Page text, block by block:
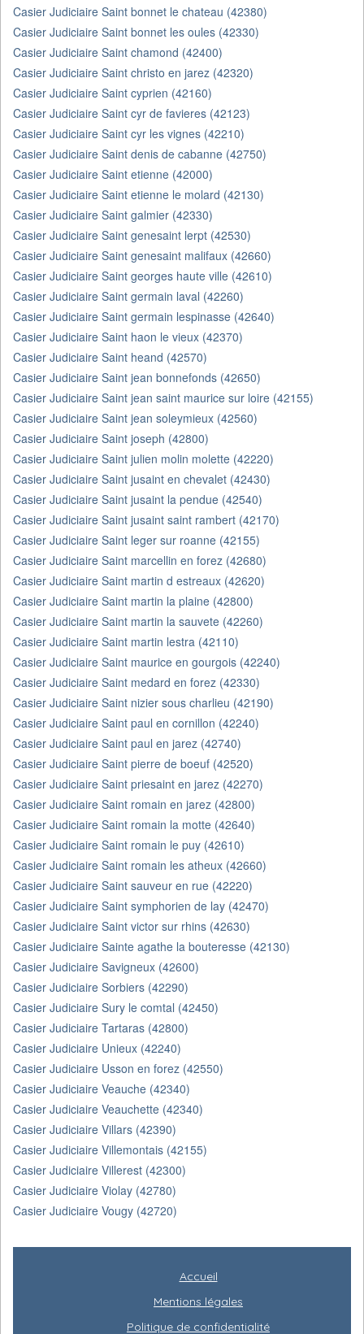
Casier Judiciaire Saint bonnet le chateau (42380)
Casier Judiciaire Saint bonnet les oules (42330)
Casier Judiciaire Saint chamond (42400)
Casier Judiciaire Saint christo en jarez (42320)
Casier Judiciaire Saint cyprien (42160)
Casier Judiciaire Saint cyr de favieres (42123)
Casier Judiciaire Saint cyr les vignes (42210)
Casier Judiciaire Saint denis de cabanne (42750)
Casier Judiciaire Saint etienne (42000)
Casier Judiciaire Saint etienne le molard (42130)
Casier Judiciaire Saint galmier (42330)
Casier Judiciaire Saint genesaint lerpt (42530)
Casier Judiciaire Saint genesaint malifaux (42660)
Casier Judiciaire Saint georges haute ville (42610)
Casier Judiciaire Saint germain laval (42260)
Casier Judiciaire Saint germain lespinasse (42640)
Casier Judiciaire Saint haon le vieux (42370)
Casier Judiciaire Saint heand (42570)
Casier Judiciaire Saint jean bonnefonds (42650)
Casier Judiciaire Saint jean saint maurice sur loire (42155)
Casier Judiciaire Saint jean soleymieux (42560)
Casier Judiciaire Saint joseph (42800)
Casier Judiciaire Saint julien molin molette (42220)
Casier Judiciaire Saint jusaint en chevalet (42430)
Casier Judiciaire Saint jusaint la pendue (42540)
Casier Judiciaire Saint jusaint saint rambert (42170)
Casier Judiciaire Saint leger sur roanne (42155)
Casier Judiciaire Saint marcellin en forez (42680)
Casier Judiciaire Saint martin d estreaux (42620)
Casier Judiciaire Saint martin la plaine (42800)
Casier Judiciaire Saint martin la sauvete (42260)
Casier Judiciaire Saint martin lestra (42110)
Casier Judiciaire Saint maurice en gourgois (42240)
Casier Judiciaire Saint medard en forez (42330)
Casier Judiciaire Saint nizier sous charlieu (42190)
Casier Judiciaire Saint paul en cornillon (42240)
Casier Judiciaire Saint paul en jarez (42740)
Casier Judiciaire Saint pierre de boeuf (42520)
Casier Judiciaire Saint priesaint en jarez (42270)
Casier Judiciaire Saint romain en jarez (42800)
Casier Judiciaire Saint romain la motte (42640)
Casier Judiciaire Saint romain le puy (42610)
Casier Judiciaire Saint romain les atheux (42660)
Casier Judiciaire Saint sauveur en rue (42220)
Casier Judiciaire Saint symphorien de lay (42470)
Casier Judiciaire Saint victor sur rhins (42630)
Casier Judiciaire Sainte agathe la bouteresse (42130)
Casier Judiciaire Savigneux (42600)
Casier Judiciaire Sorbiers (42290)
Casier Judiciaire Sury le comtal (42450)
Casier Judiciaire Tartaras (42800)
Casier Judiciaire Unieux (42240)
Casier Judiciaire Usson en forez (42550)
Casier Judiciaire Veauche (42340)
Casier Judiciaire Veauchette (42340)
Casier Judiciaire Villars (42390)
Casier Judiciaire Villemontais (42155)
Casier Judiciaire Villerest (42300)
Casier Judiciaire Violay (42780)
Casier Judiciaire Vougy (42720)
Accueil
Mentions légales
Politique de confidentialité